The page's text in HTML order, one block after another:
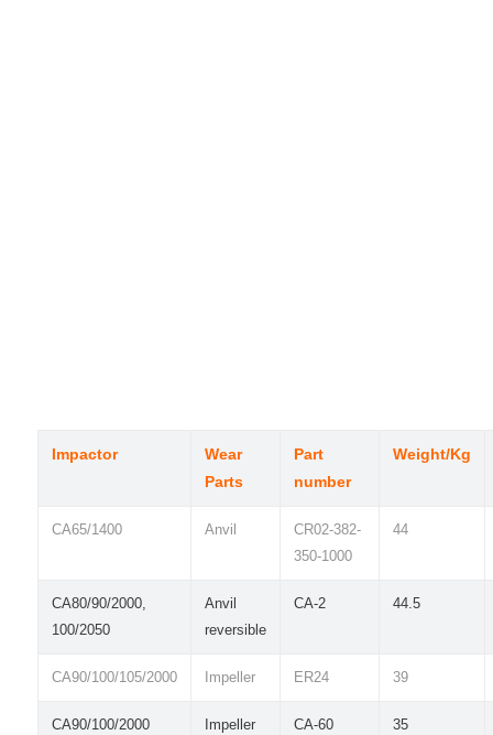
Impactor
Wear
Parts
Part
number
Weight/Kg
CA65/1400 Anvil
CR02-382-
350-1000
44
CA80/90/2000,
100/2050
Anvil
reversible
CA-2 44.5
CA90/100/105/2000 Impeller ER24 39
CA90/100/2000 Impeller CA-60 35